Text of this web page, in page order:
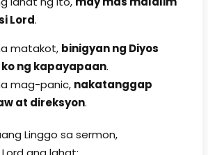
Lord.
matakot, binigyan ng Diyos
ng kapayapaan.
mag-panic, nakatanggap
at direksyon.
Linggo sa sermon,